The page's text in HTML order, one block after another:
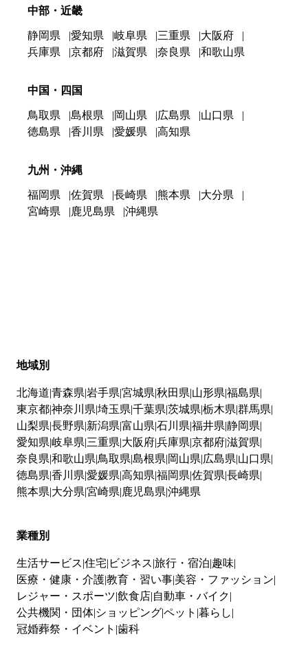
中部・近畿
静岡県 愛知県 岐阜県 三重県
大阪府
兵庫県
京都府 滋賀県 奈良県 和歌山県
中国・四国
鳥取県 島根県 岡山県 広島県
山口県
徳島県
香川県 愛媛県 高知県
九州・沖縄
福岡県 佐賀県 長崎県 熊本県
大分県
宮崎県
鹿児島県 沖縄県
地域別
北海道 青森県 岩手県 宮城県 秋田県 山形県 福島県
東京都神奈川県 埼玉県 千葉県 茨城県 栃木県 群馬県
山梨県 長野県 新潟県 富山県 石川県 福井県 静岡県
愛知県 岐阜県 三重県 大阪府兵庫県 京都府滋賀県
奈良県 和歌山県 鳥取県 島根県 岡山県 広島県 山口県
徳島県 香川県 愛媛県 高知県 福岡県 佐賀県 長崎県
熊本県 大分県 宮崎県 鹿児島県 沖縄県
業種別
生活サービス 住宅 ビジネス 旅行・宿泊 趣味
医療・健康・介護教育・習い事 美容・ファッション
レジャー・スポーツ 飲食店 自動車・バイク
公共機関・団体 ショッピングペット 暮らし
冠婚葬祭・イベント 歯科